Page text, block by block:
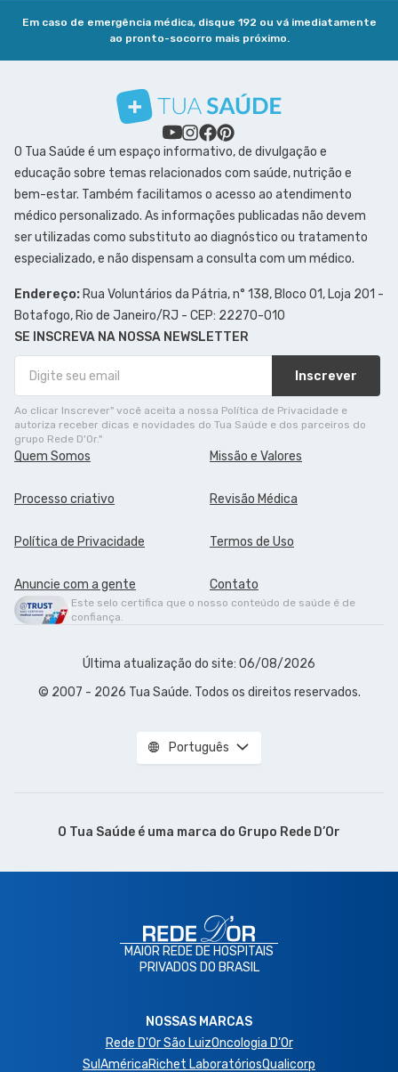
Em caso de emergência médica, disque 192 ou vá imediatamente
ao pronto-socorro mais próximo.
O Tua Saúde é um espaço informativo, de divulgação e
educação sobre temas relacionados com saúde, nutrição e
bem-estar. Também facilitamos o acesso ao atendimento
médico personalizado. As informações publicadas não devem
ser utilizadas como substituto ao diagnóstico ou tratamento
especializado, e não dispensam a consulta com um médico.
Endereço: Rua Voluntários da Pátria, n° 138, Bloco 01, Loja 201 -
Botafogo, Rio de Janeiro/RJ - CEP: 22270-010
SE INSCREVA NA NOSSA NEWSLETTER
Inscrever
Ao clicar Inscrever" você aceita a nossa Política de Privacidade e
autoriza receber dicas e novidades do Tua Saúde e dos parceiros do
grupo Rede D'Or."
Quem Somos Missão e Valores
Processo criativo Revisão Médica
Política de Privacidade Termos de Uso
Anuncie com a gente Contato
Este selo certifica que o nosso conteúdo de saúde é de
confiança.
Última atualização do site: 06/08/2026
© 2007 - 2026 Tua Saúde. Todos os direitos reservados.
Português
O Tua Saúde é uma marca do Grupo Rede D’Or
MAIOR REDE DE HOSPITAIS
PRIVADOS DO BRASIL
NOSSAS MARCAS
Rede D'Or São LuizOncologia D’Or
SulAméricaRichet LaboratóriosQualicorp